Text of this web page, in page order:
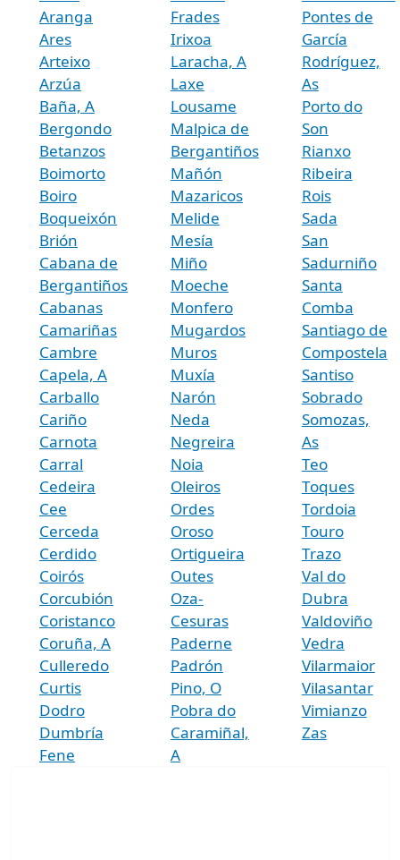
Aranga
Ares
Arteixo
Arzúa
Baña, A
Bergondo
Betanzos
Boimorto
Boiro
Boqueixón
Brión
Cabana de
Bergantiños
Cabanas
Camariñas
Cambre
Capela, A
Carballo
Cariño
Carnota
Carral
Cedeira
Cee
Cerceda
Cerdido
Coirós
Corcubión
Coristanco
Coruña, A
Culleredo
Curtis
Dodro
Dumbría
Fene
Frades
Irixoa
Laracha, A
Laxe
Lousame
Malpica de
Bergantiños
Mañón
Mazaricos
Melide
Mesía
Miño
Moeche
Monfero
Mugardos
Muros
Muxía
Narón
Neda
Negreira
Noia
Oleiros
Ordes
Oroso
Ortigueira
Outes
Oza-
Cesuras
Paderne
Padrón
Pino, O
Pobra do
Caramiñal,
A
Pontes de
García
Rodríguez,
As
Porto do
Son
Rianxo
Ribeira
Rois
Sada
San
Sadurniño
Santa
Comba
Santiago de
Compostela
Santiso
Sobrado
Somozas,
As
Teo
Toques
Tordoia
Touro
Trazo
Val do
Dubra
Valdoviño
Vedra
Vilarmaior
Vilasantar
Vimianzo
Zas